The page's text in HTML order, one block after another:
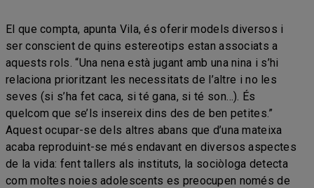
El que compta, apunta Vila, és oferir models diversos i
ser conscient de quins estereotips estan associats a
aquests rols. “Una nena està jugant amb una nina i s’hi
relaciona prioritzant les necessitats de l’altre i no les
seves (si s’ha fet caca, si té gana, si té son…). És
quelcom que se’ls insereix dins des de ben petites.”
Aquest ocupar-se dels altres abans que d’una mateixa
acaba reproduint-se més endavant en diversos aspectes
de la vida: fent tallers als instituts, la sociòloga detecta
com moltes noies adolescents es preocupen només de